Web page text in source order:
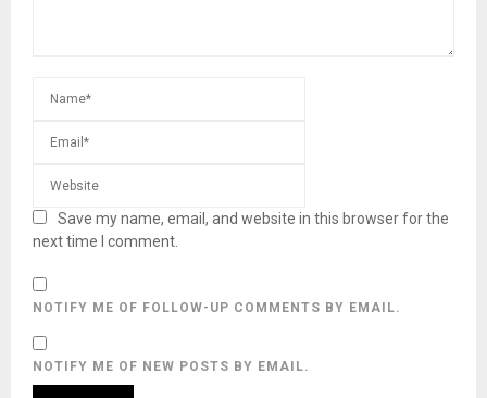
Save my name, email, and website in this browser for the
next time I comment.
NOTIFY ME OF FOLLOW-UP COMMENTS BY EMAIL.
NOTIFY ME OF NEW POSTS BY EMAIL.